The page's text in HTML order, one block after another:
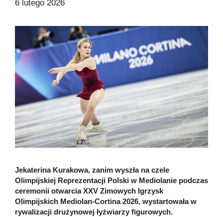
6 lutego 2026
Jekaterina Kurakowa, zanim wyszła na czele
Olimpijskiej Reprezentacji Polski w Mediolanie podczas
ceremonii otwarcia XXV Zimowych Igrzysk
Olimpijskich Mediolan-Cortina 2026, wystartowała w
rywalizacji drużynowej łyżwiarzy figurowych.